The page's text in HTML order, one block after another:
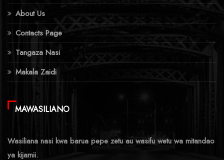
About Us
Contacts Page
Tangaza Nasi
Makala Zaidi
MAWASILIANO
Wasiliana nasi kwa barua pepe zetu au wasifu wetu wa mitandao
ya kijamii.